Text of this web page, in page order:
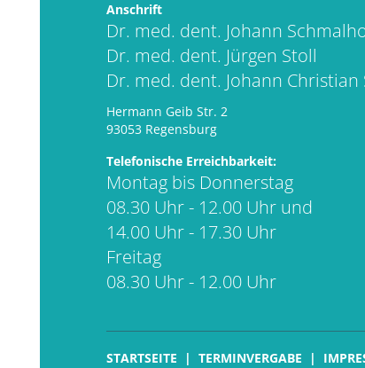
Anschrift
Dr. med. dent. Johann
Dr. med. dent. Jürgen Stoll
Dr. med. dent. Johann
Hermann Geib Str. 2
93053 Regensburg
Telefonische Erreichbarkeit:
Montag bis Donnerstag
08.30 Uhr - 12.00 Uhr und
14.00 Uhr - 17.30 Uhr
Freitag
08.30 Uhr - 12.00 Uhr
STARTSEITE TERMINVERGABE